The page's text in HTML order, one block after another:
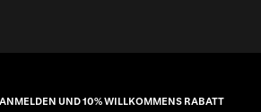
UND 10% WILLKOMMENS RABATT